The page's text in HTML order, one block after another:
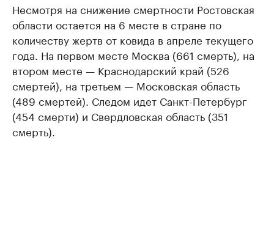
Несмотря на снижение смертности Ростовская
области остается на 6 месте в стране по
количеству жертв от ковида в апреле текущего
года. На первом месте Москва (661 смерть), на
втором месте — Краснодарский край (526
смертей), на третьем — Московская область
(489 смертей). Следом идет Санкт-Петербург
(454 смерти) и Свердловская область (351
смерть).